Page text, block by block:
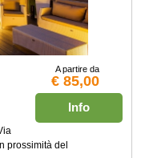
A partire da
€ 85,00
Info
prossimità del